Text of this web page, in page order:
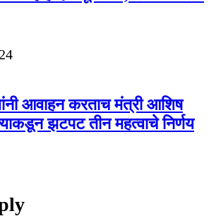
आवाहन करताच मंत्री आशिष
झटपट तीन महत्वाचे निर्णय